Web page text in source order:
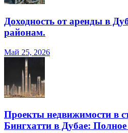
Доходность от аренды в
районам.
Май 25, 2026
Проекты недвижимости в
Бингхатти в Дубае: Полное